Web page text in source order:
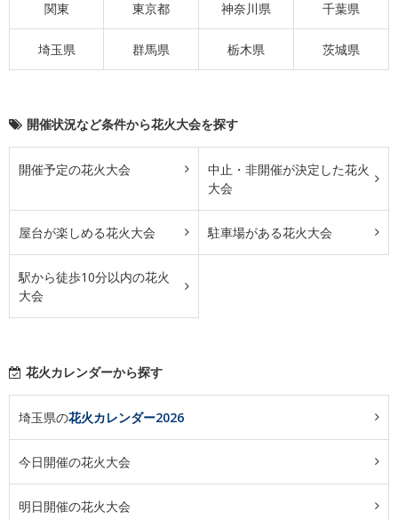
関東 東京都 神奈川県 千葉県
埼玉県 群馬県 栃木県 茨城県
開催状況など条件から花火大会を探す
開催予定の花火大会
中止・非開催が決定した花火
大会
屋台が楽しめる花火大会 駐車場がある花火大会
駅から徒歩10分以内の花火
大会
花火カレンダーから探す
埼玉県の花火カレンダー2026
今日開催の花火大会
明日開催の花火大会